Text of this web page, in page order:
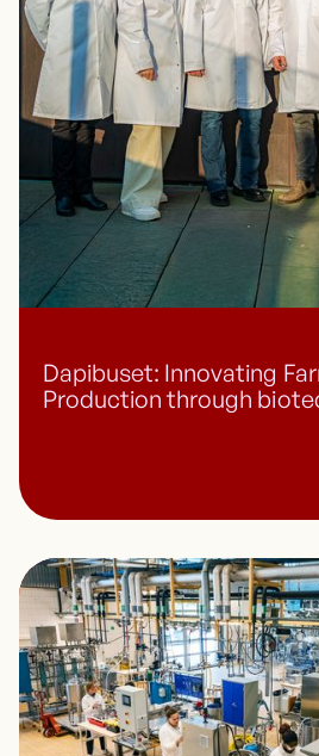
Dapibuset: Innovating
Production through